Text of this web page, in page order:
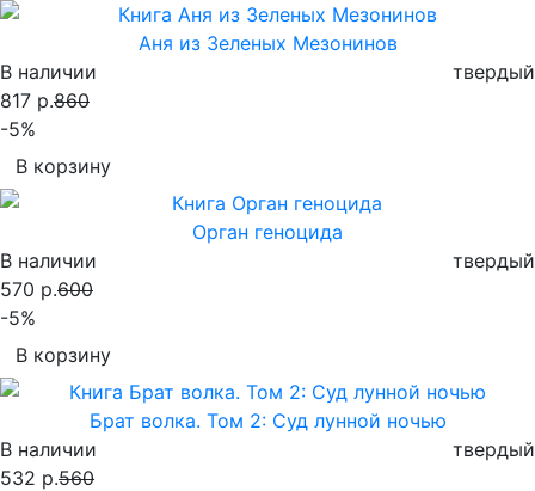
Аня из Зеленых Мезонинов
В наличии
твердый
817 р.860
-5%
В корзину
Орган геноцида
В наличии
твердый
570 р.600
-5%
В корзину
Брат волка. Том 2: Суд лунной ночью
В наличии
твердый
532 р.560